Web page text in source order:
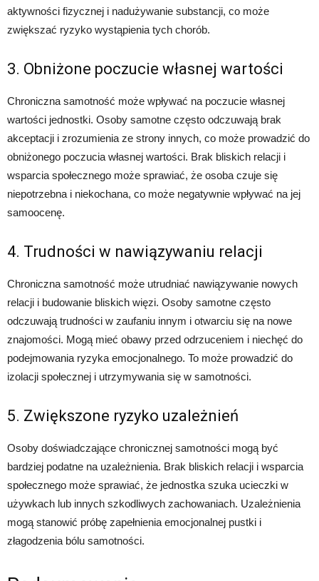
aktywności fizycznej i nadużywanie substancji, co może
zwiększać ryzyko wystąpienia tych chorób.
3. Obniżone poczucie własnej wartości
Chroniczna samotność może wpływać na poczucie własnej
wartości jednostki. Osoby samotne często odczuwają brak
akceptacji i zrozumienia ze strony innych, co może prowadzić do
obniżonego poczucia własnej wartości. Brak bliskich relacji i
wsparcia społecznego może sprawiać, że osoba czuje się
niepotrzebna i niekochana, co może negatywnie wpływać na jej
samoocenę.
4. Trudności w nawiązywaniu relacji
Chroniczna samotność może utrudniać nawiązywanie nowych
relacji i budowanie bliskich więzi. Osoby samotne często
odczuwają trudności w zaufaniu innym i otwarciu się na nowe
znajomości. Mogą mieć obawy przed odrzuceniem i niechęć do
podejmowania ryzyka emocjonalnego. To może prowadzić do
izolacji społecznej i utrzymywania się w samotności.
5. Zwiększone ryzyko uzależnień
Osoby doświadczające chronicznej samotności mogą być
bardziej podatne na uzależnienia. Brak bliskich relacji i wsparcia
społecznego może sprawiać, że jednostka szuka ucieczki w
używkach lub innych szkodliwych zachowaniach. Uzależnienia
mogą stanowić próbę zapełnienia emocjonalnej pustki i
złagodzenia bólu samotności.